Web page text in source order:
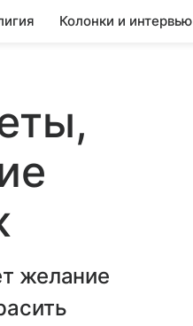
Колонки и интервью
желание